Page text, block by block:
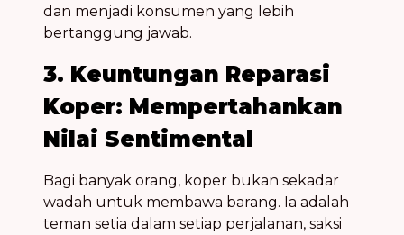
dan menjadi konsumen yang lebih
bertanggung jawab.
3. Keuntungan Reparasi
Koper: Mempertahankan
Nilai Sentimental
Bagi banyak orang, koper bukan sekadar
wadah untuk membawa barang. Ia adalah
teman setia dalam setiap perjalanan, saksi